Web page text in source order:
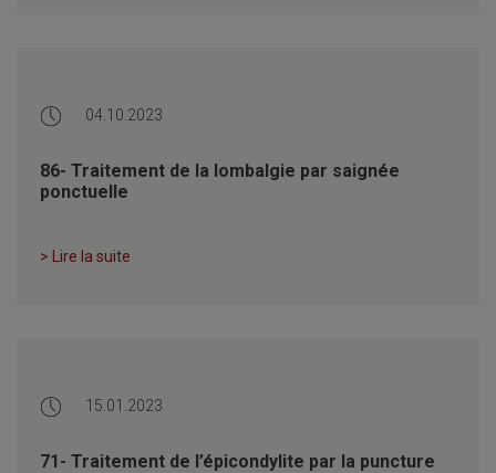
04.10.2023
86- Traitement de la lombalgie par saignée
ponctuelle
> Lire la suite
15.01.2023
71- Traitement de l’épicondylite par la puncture